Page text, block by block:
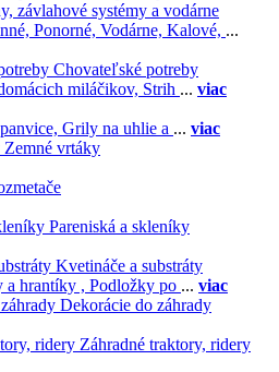
závlahové systémy a vodárne
Ponorné, Vodárne, Kalové, ...
Chovateľské potreby
miláčikov, Strih ... viac
Grily na uhlie a ... viac
Zemné vrtáky
Pareniská a skleníky
Kvetináče a substráty
a hrantíky , Podložky po ... viac
Dekorácie do záhrady
Záhradné traktory, ridery